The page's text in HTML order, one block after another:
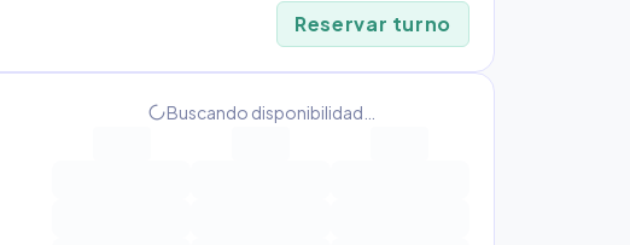
Reservar turno
progress_activityBuscando disponibilidad…